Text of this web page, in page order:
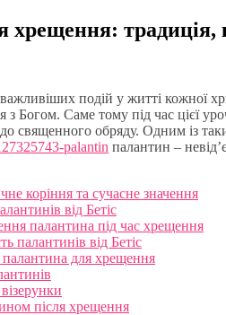
традиція,
подій у житті кожної
з Богом. Саме тому під час цієї
священного обряду. Одним із
palantin палантин –
коріння та сучасне значення
від Бетіс
палантина під час хрещення
палантинів від Бетіс
палантина для хрещення
після хрещення